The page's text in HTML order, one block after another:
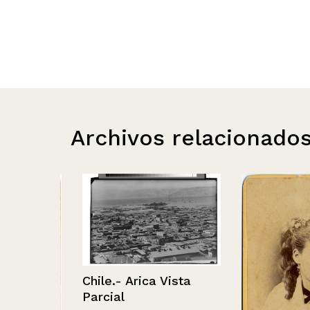
Archivos
Chile.- Arica Vista
Parcial